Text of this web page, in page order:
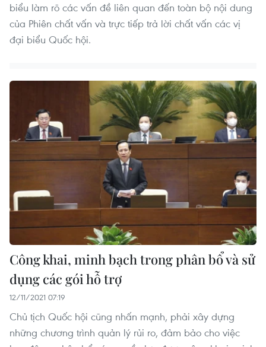
biểu làm rõ các vấn đề liên quan đến toàn bộ nội dung
của Phiên chất vấn và trực tiếp trả lời chất vấn các vị
đại biểu Quốc hội.
Công khai, minh bạch trong phân bổ và sử
dụng các gói hỗ trợ
12/11/2021 07:19
Chủ tịch Quốc hội cũng nhấn mạnh, phải xây dựng
những chương trình quản lý rủi ro, đảm bảo cho việc